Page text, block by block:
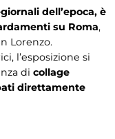
dell’epoca, è
su Roma,
Lorenzo.
l’esposizione si
di collage
direttamente